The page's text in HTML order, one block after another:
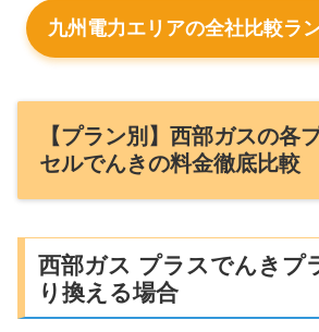
九州電力エリアの全社比較ラ
【プラン別】西部ガスの各
セルでんきの料金徹底比較
西部ガス プラスでんきプ
り換える場合